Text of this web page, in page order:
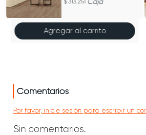
313.251
Agregar al carrito
Comentarios
Por favor, inicie sesión para escribir un
Sin comentarios.